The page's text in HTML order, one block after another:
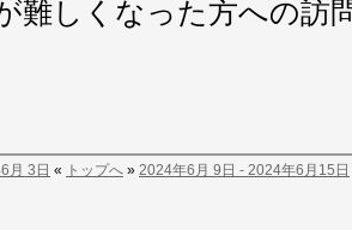
難しくなった方への訪
月 3日 « トップへ » 2024年6月 9日 - 2024年6月15日